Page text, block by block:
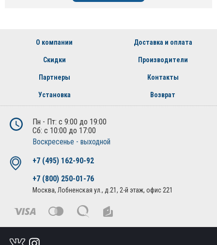
О компании Доставка и оплата
Скидки Производители
Партнеры Контакты
Установка Возврат
Пн - Пт: с 9:00 до 19:00
Сб: с 10:00 до 17:00
Воскресенье - выходной
+7 (495) 162-90-92
+7 (800) 250-01-76
Москва, Лобненская ул., д.21, 2-й этаж, офис 221